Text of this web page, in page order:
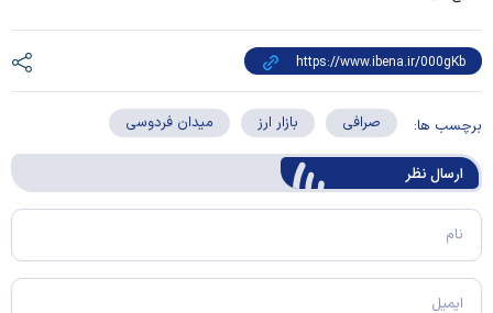
برچسب ها: صرافی بازار ارز میدان فردوسی
ارسال‌ نظر